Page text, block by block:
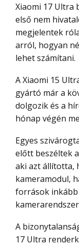
Xiaomi 17 Ultra
első nem
megjelentek
arról, hogyan
lehet számítani.
A Xiaomi 15 Ultra sikeres értékesítése után a
gyártó már a
dolgozik és a
hónap végén
Egyes szivárogtatók már jóval a hivatalos bemutató
előtt beszéltek
aki azt állította,
kameramodul,
források
A bizonytalanság ellenére most állítólagos Xiaomi
17 Ultra